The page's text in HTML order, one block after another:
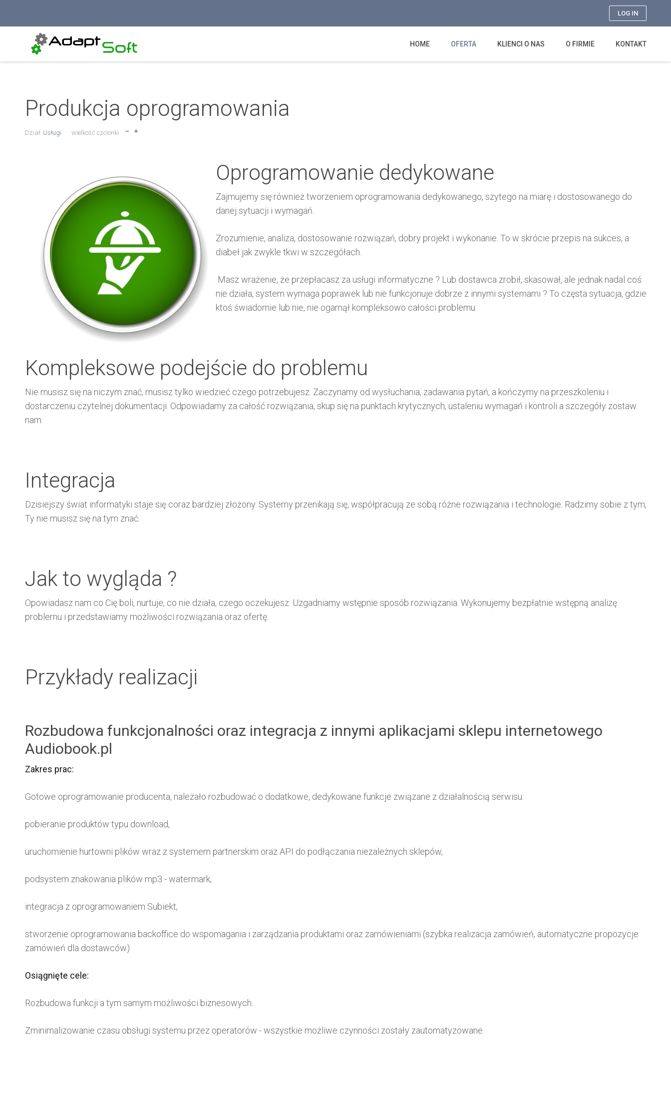
Produkcja oprogramowania
Dział: Usługi wielkość czcionki
Oprogramowanie dedykowane
Zajmujemy się również tworzeniem oprogramowania dedykowanego, szytego na miarę i dostosowanego do
danej sytuacji i wymagań.
Zrozumienie, analiza, dostosowanie rozwiązań, dobry projekt i wykonanie. To w skrócie przepis na sukces, a
diabeł jak zwykle tkwi w szczegółach.
Masz wrażenie, że przepłacasz za usługi informatyczne ? Lub dostawca zrobił, skasował, ale jednak nadal coś
nie działa, system wymaga poprawek lub nie funkcjonuje dobrze z innymi systemami ? To częsta sytuacja, gdzie
ktoś świadomie lub nie, nie ogarnął kompleksowo całości problemu.
Kompleksowe podejście do problemu
Nie musisz się na niczym znać, musisz tylko wiedzieć czego potrzebujesz. Zaczynamy od wysłuchania, zadawania pytań, a kończymy na przeszkoleniu i
dostarczeniu czytelnej dokumentacji. Odpowiadamy za całość rozwiązania, skup się na punktach krytycznych, ustaleniu wymagań i kontroli a szczegóły zostaw
nam.
Integracja
Dzisiejszy świat informatyki staje się coraz bardziej złożony. Systemy przenikają się, współpracują ze sobą różne rozwiązania i technologie. Radzimy sobie z tym,
Ty nie musisz się na tym znać.
Jak to wygląda ?
Opowiadasz nam co Cię boli, nurtuje, co nie działa, czego oczekujesz. Uzgadniamy wstępnie sposób rozwiązania. Wykonujemy bezpłatnie wstępną analizę
problemu i przedstawiamy możliwości rozwiązania oraz ofertę.
Przykłady realizacji
Rozbudowa funkcjonalności oraz integracja z innymi aplikacjami sklepu internetowego
Audiobook.pl
Zakres prac:
Gotowe oprogramowanie producenta, należało rozbudować o dodatkowe, dedykowane funkcje związane z działalnością serwisu:
pobieranie produktów typu download,
uruchomienie hurtowni plików wraz z systemem partnerskim oraz API do podłączania niezależnych sklepów,
podsystem znakowania plików mp3 - watermark,
integracja z oprogramowaniem Subiekt,
stworzenie oprogramowania backoffice do wspomagania i zarządzania produktami oraz zamówieniami (szybka realizacja zamówień, automatyczne propozycje
zamówień dla dostawców)
Osiągnięte cele:
Rozbudowa funkcji a tym samym możliwości biznesowych.
Zminimalizowanie czasu obsługi systemu przez operatorów - wszystkie możliwe czynności zostały zautomatyzowane.
Zapamiętaj
LOG IN
HOME OFERTA KLIENCI O NAS O FIRMIE KONTAKT